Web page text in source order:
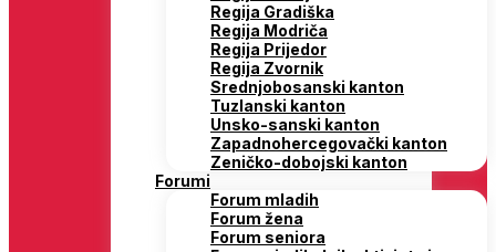
Regija Gradiška
Regija Modriča
Regija Prijedor
Regija Zvornik
Srednjobosanski kanton
Tuzlanski kanton
Unsko-sanski kanton
Zapadnohercegovački kanton
Zeničko-dobojski kanton
Forumi
Forum mladih
Forum žena
Forum seniora